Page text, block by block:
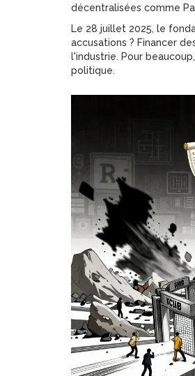
décentralisées comme
Le 28 juillet 2025, le
accusations ? Financer
l'industrie. Pour
politique.